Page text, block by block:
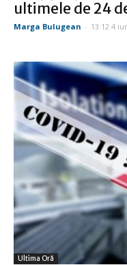
ultimele de 24
Marga Bulugean - 13:12 4
Ultima Oră